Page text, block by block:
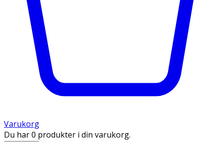
Varukorg
Du har 0 produkter i din varukorg.